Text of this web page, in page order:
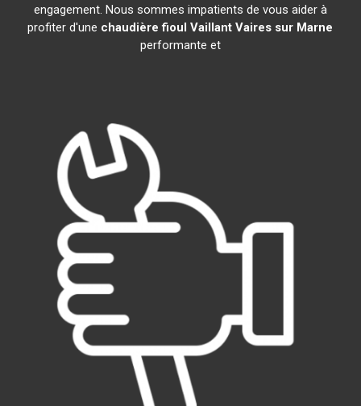
engagement. Nous sommes impatients de vous aider à
profiter d'une chaudière fioul Vaillant Vaires sur Marne
performante et